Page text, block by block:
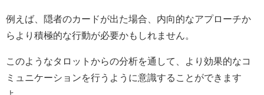
例えば、隠者のカードが出た場合、内向的なアプローチか
らより積極的な行動が必要かもしれません。
このようなタロットからの分析を通して、より効果的なコ
ミュニケーションを行うように意識することができます